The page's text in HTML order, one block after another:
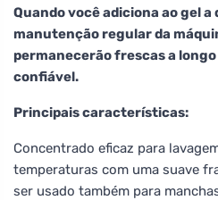
Quando você adiciona ao gel
manutenção regular da
permanecerão frescas a
confiável.
Principais características:
Concentrado eficaz para
temperaturas com uma suave
ser usado também para